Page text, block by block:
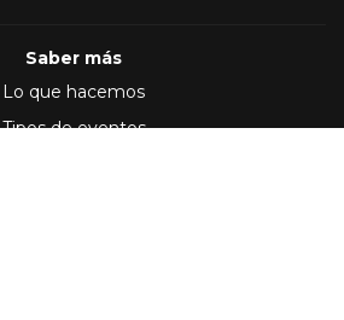
Saber más
Lo que hacemos
Tipos de eventos